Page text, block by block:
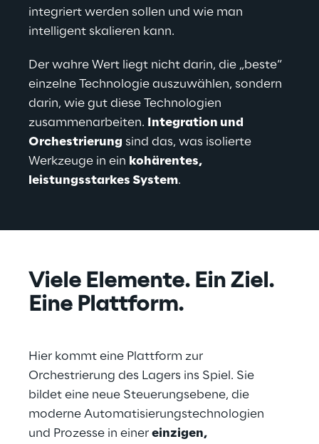
integriert werden sollen und wie man
intelligent skalieren kann.
Der wahre Wert liegt nicht darin, die „beste“
einzelne Technologie auszuwählen, sondern
darin, wie gut diese Technologien
zusammenarbeiten.
Integration und
Orchestrierung sind das, was isolierte
Werkzeuge in ein kohärentes,
leistungsstarkes System.
Viele Elemente. Ein Ziel.
Eine Plattform.
Hier kommt eine Plattform zur
Orchestrierung des Lagers ins Spiel. Sie
bildet eine neue Steuerungsebene, die
moderne Automatisierungstechnologien
und Prozesse in einer einzigen,